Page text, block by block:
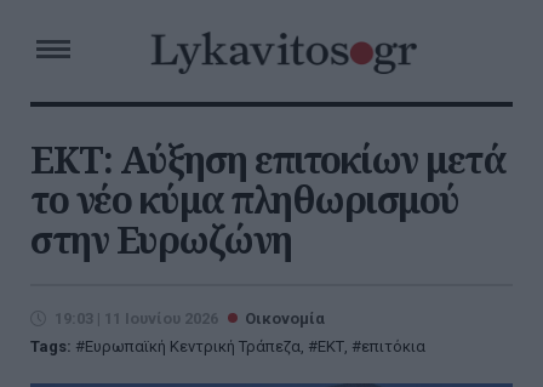
ΕΚΤ: Αύξηση επιτοκίων μετά
το νέο κύμα πληθωρισμού
στην Ευρωζώνη
19:03 | 11 Ιουνίου 2026
Οικονομία
Tags:
Ευρωπαϊκή Κεντρική Τράπεζα, ΕΚΤ, επιτόκια